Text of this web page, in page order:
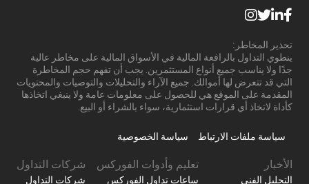
تحذير المخاطر:
ينطوي التداول بالرافعة المالية في الأسواق المالية على مخاطر عالية
جدًا ولا يناسب جميع أنواع المستثمرين. يجب أن تفهم حجم المخاطرة
التي قد تتعرض لها أموالك. جميع الآراء والتحليلات والتوصيات والمحتويات
المقدمة على الموقع هي للحصول على معلومات عامة ولا ينبغي اتخاذها
كأداة لاتخاذ أي قرارات استثمارية، سواء بالشراء أو البيع.
سياسة ملفات الارتباط سياسة الخصوصية
الأخبار
التحليل الفني
تعليم وأدوات الفوركس
ساعات تداول الفوركس
شركات التداول
شركات التداول